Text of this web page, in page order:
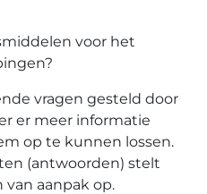
voor het
vragen gesteld door
er meer informatie
op te kunnen lossen.
(antwoorden) stelt
van aanpak op.